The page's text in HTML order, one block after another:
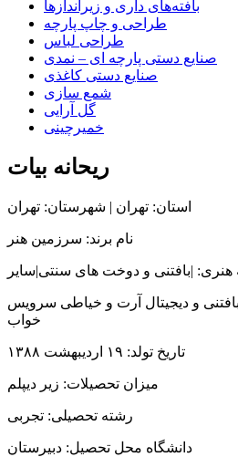
بافته‌های داری و زیراندازها
طراحی و چاپ پارچه
طراحی لباس
صنایع دستی پارچه ای – نمدی
صنایع دستی کاغذی
شمع سازی
گل آرایی
خمیرچینی
ریحانه بیات
استان: تهران | شهرستان: تهران
نام برند: سرزمین هنر
هنری: |بافتنی‌ و دوخت های سنتی|سایر
و دیجیتال آرت و خیاطی سرویس
خواب
تاریخ تولد: ۱۹ اردیبهشت ۱۳۸۸
میزان تحصیلات: زیر دیپلم
رشته تحصیلی: تجربی
دانشگاه محل تحصیل: دبیرستان